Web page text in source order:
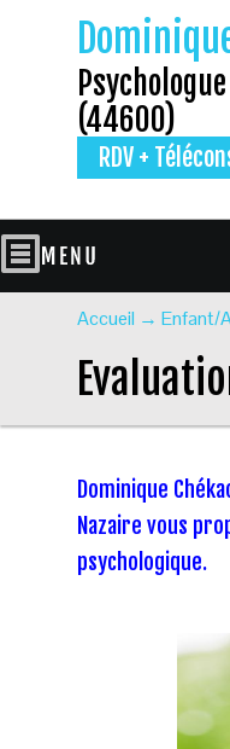
(44600)
RDV +
Accueil → Enfant/
Dominique
Nazaire vous
psychologique.